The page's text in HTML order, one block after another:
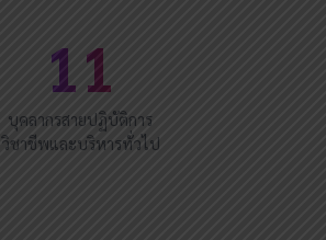
11
บุคลากรสายปฏิบัติการ
วิชาชีพและบริหารทั่วไป